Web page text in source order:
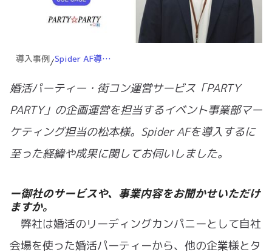
導入事例/ Spider AF導入後、月平均200万円の広告費削減に成功！広告運用の透明性に悩むマーケター必見の事例
婚活パーティー・街コン運営サービス「PARTY
PARTY」の企画運営を担当するイベント事業部マー
ケティング担当の松本様。Spider AFを導入するに
至った経緯や成果に関してお伺いしました。
ー御社のサービスや、事業内容をお聞かせいただけ
ますか。
弊社は婚活のリーディングカンパニーとして自社
会場を使った婚活パーティーから、他の企業様とタ